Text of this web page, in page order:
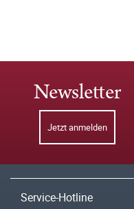
Newsletter
Jetzt anmelden
Service-Hotline